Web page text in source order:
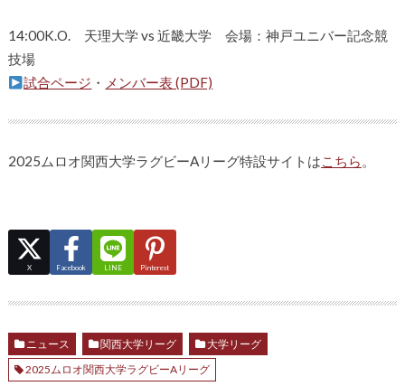
14:00K.O. 天理大学 vs 近畿大学 会場：神戸ユニバー記念競
技場
試合ページ ・ メンバー表 (PDF)
2025ムロオ関西大学ラグビーAリーグ特設サイトはこちら 。
X Facebook LINE Pinterest
ニュース 関西大学リーグ
大学リーグ
2025ムロオ関西大学ラグビーAリーグ